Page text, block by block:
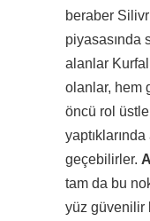
beraber
piyasasında
alanlar
olanlar, hem
öncü rol
geçebilirler.
tam da bu
yüz güvenilir